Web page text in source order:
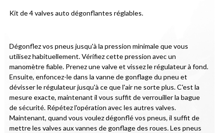
Kit de 4 valves auto dégonflantes réglables.
Dégonflez vos pneus jusqu'à la pression minimale que vous
utilisez habituellement. Vérifiez cette pression avec un
manomètre fiable. Prenez une valve et vissez le régulateur à fond.
Ensuite, enfoncez-le dans la vanne de gonflage du pneu et
dévisser le régulateur jusqu'à ce que l'air ne sorte plus. C'est la
mesure exacte, maintenant il vous suffit de verrouiller la bague
de sécurité. Répétez l'opération avec les autres valves.
Maintenant, quand vous voulez dégonflé vos pneus, il suffit de
mettre les valves aux vannes de gonflage des roues. Les pneus